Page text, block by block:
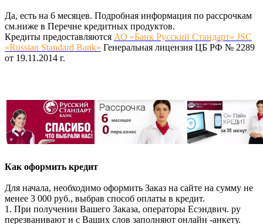
Да, есть на 6 месяцев. Подробная информация по рассрочкам
см.ниже в Перечне кредитных продуктов.
Кредиты предоставляются АО «Банк Русский Стандарт» JSC
«Russian Standard Bank» Генеральная лицензия ЦБ РФ № 2289
от 19.11.2014 г.
Как оформить кредит
Для начала, необходимо оформить Заказ на сайте на сумму не
менее 3 000 руб., выбрав способ оплаты в кредит.
1. При получении Вашего Заказа, операторы Есэндвич. ру
перезванивают и с Ваших слов заполняют онлайн -анкету.